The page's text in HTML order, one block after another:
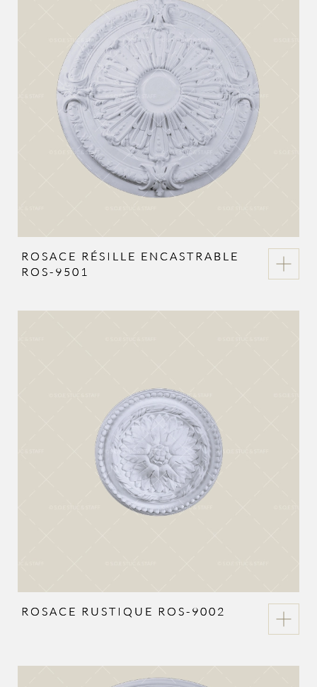
ROSACE RÉSILLE ENCASTRABLE
ROS-9501
ROSACE RUSTIQUE ROS-9002